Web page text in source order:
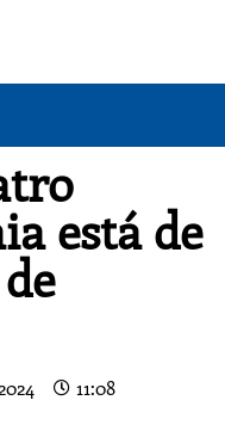
está de
11:08